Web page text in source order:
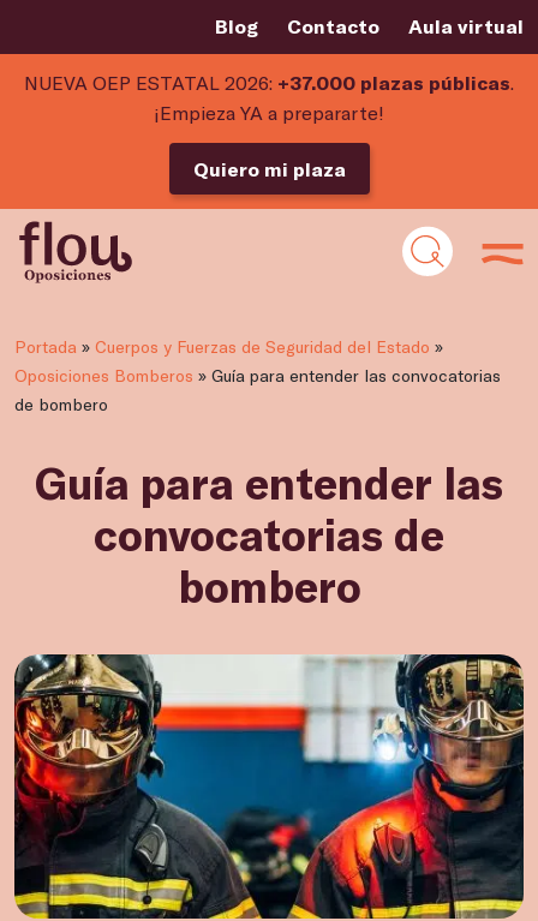
Blog Contacto Aula virtual
NUEVA OEP ESTATAL 2026: +37.000 plazas públicas.
¡Empieza YA a prepararte!
Quiero mi plaza
Portada » Cuerpos y Fuerzas de Seguridad del Estado »
Oposiciones Bomberos » Guía para entender las convocatorias
de bombero
Guía para entender las
convocatorias de
bombero